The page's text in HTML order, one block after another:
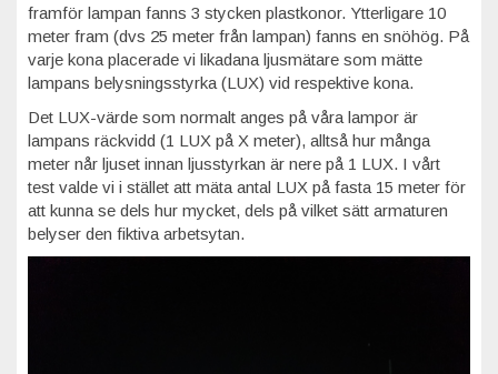
framför lampan fanns 3 stycken plastkonor. Ytterligare 10
meter fram (dvs 25 meter från lampan) fanns en snöhög. På
varje kona placerade vi likadana ljusmätare som mätte
lampans belysningsstyrka (LUX) vid respektive kona.
Det LUX-värde som normalt anges på våra lampor är
lampans räckvidd (1 LUX på X meter), alltså hur många
meter når ljuset innan ljusstyrkan är nere på 1 LUX. I vårt
test valde vi i stället att mäta antal LUX på fasta 15 meter för
att kunna se dels hur mycket, dels på vilket sätt armaturen
belyser den fiktiva arbetsytan.